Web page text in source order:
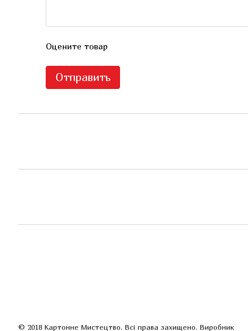
Оцените товар
Отправить
© 2018 Картонне Мистецтво. Всі права захищено. Виробник